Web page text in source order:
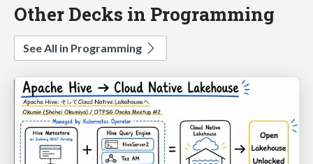
Other Decks in Programming
See All in Programming